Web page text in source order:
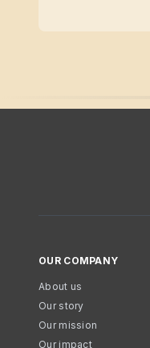
OUR COMPANY
About us
Our story
Our mission
Our impact